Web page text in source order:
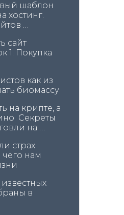
шаблон
хостинг.
сайт
1. Покупка
как из
биомассу
на крипте, а
Секреты
на
страх
нам
в